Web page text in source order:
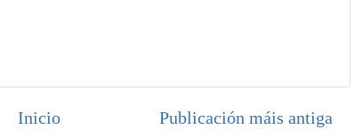
Publicación máis antiga
Inicio